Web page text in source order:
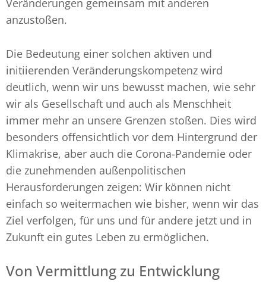
Veränderungen gemeinsam mit anderen
anzustoßen.
Die Bedeutung einer solchen aktiven und
initiierenden Veränderungskompetenz wird
deutlich, wenn wir uns bewusst machen, wie sehr
wir als Gesellschaft und auch als Menschheit
immer mehr an unsere Grenzen stoßen. Dies wird
besonders offensichtlich vor dem Hintergrund der
Klimakrise, aber auch die Corona-Pandemie oder
die zunehmenden außenpolitischen
Herausforderungen zeigen: Wir können nicht
einfach so weitermachen wie bisher, wenn wir das
Ziel verfolgen, für uns und für andere jetzt und in
Zukunft ein gutes Leben zu ermöglichen.
Von Vermittlung zu Entwicklung